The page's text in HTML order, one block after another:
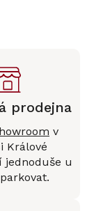
prodejna
v
Králové
jednoduše u